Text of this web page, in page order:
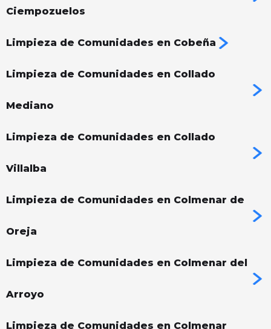
Ciempozuelos
Limpieza de Comunidades en Cobeña
Limpieza de Comunidades en Collado
Mediano
Limpieza de Comunidades en Collado
Villalba
Limpieza de Comunidades en Colmenar de
Oreja
Limpieza de Comunidades en Colmenar del
Arroyo
Limpieza de Comunidades en Colmenar